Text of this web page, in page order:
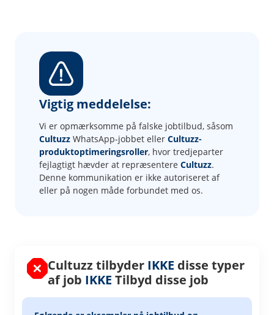
Vigtig meddelelse:
Vi er opmærksomme på falske jobtilbud, såsom
Cultuzz WhatsApp-jobbet eller Cultuzz-
produktoptimeringsroller, hvor tredjeparter
fejlagtigt hævder at repræsentere Cultuzz.
Denne kommunikation er ikke autoriseret af
eller på nogen måde forbundet med os.
Cultuzz tilbyder IKKE disse typer
af job IKKE Tilbyd disse job